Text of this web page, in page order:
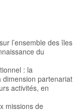
l’ensemble des îles
du
: la
partenariat
activités, en
missions de